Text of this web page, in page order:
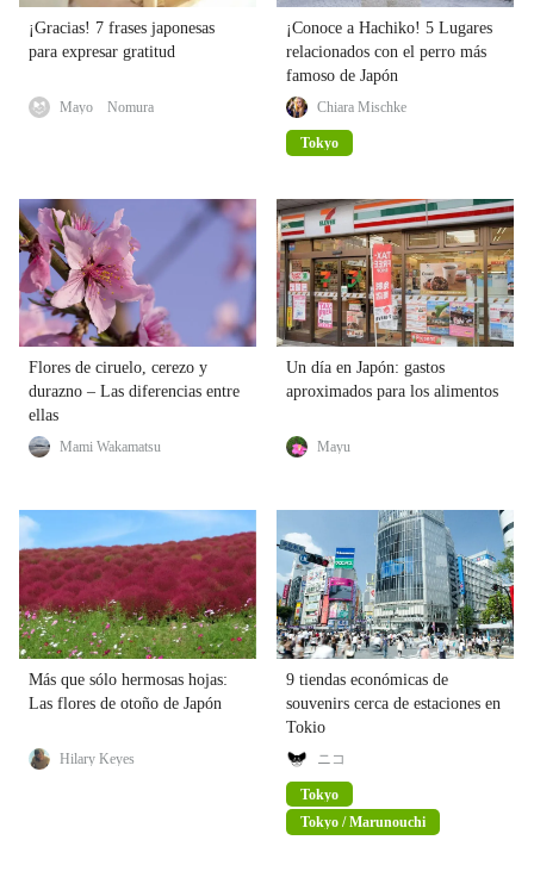
¡Gracias! 7 frases japonesas
para expresar gratitud
Mayo Nomura
¡Conoce a Hachiko! 5 Lugares
relacionados con el perro más
famoso de Japón
Chiara Mischke
Tokyo
Flores de ciruelo, cerezo y
durazno – Las diferencias entre
ellas
Mami Wakamatsu
Un día en Japón: gastos
aproximados para los alimentos
Mayu
Más que sólo hermosas hojas:
Las flores de otoño de Japón
Hilary Keyes
9 tiendas económicas de
souvenirs cerca de estaciones en
Tokio
ニコ
Tokyo
Tokyo / Marunouchi